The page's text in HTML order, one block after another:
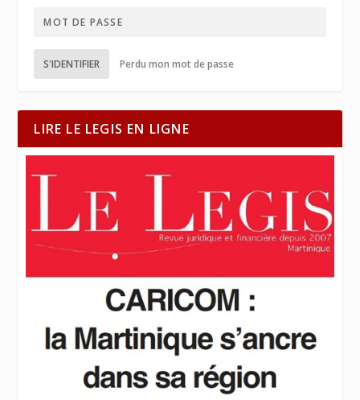
S'IDENTIFIER Perdu mon mot de passe
LIRE LE LEGIS EN LIGNE